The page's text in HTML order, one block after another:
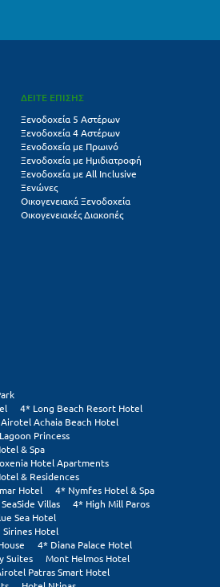
ΔΕΙΤΕ ΕΠΙΣΗΣ
Ξενοδοχεία 5 Αστέρων
Ξενοδοχεία 4 Αστέρων
Ξενοδοχεία με Πρωινό
Ξενοδοχεία με Ημιδιατροφή
Ξενοδοχεία με All Inclusive
Ξενώνες
Οικογενειακά Ξενοδοχεία
Οικογενειακές Διακοπές
4* Long Beach Resort Hotel
Achaia Beach Hotel
Princess
& Spa
Hotel Apartments
& Residences
Hotel
4* Nymfes Hotel & Spa
Villas
4* High Mill Paros
Sea Hotel
Sirines Hotel
4* Diana Palace Hotel
Suites
Mont Helmos Hotel
Patras Smart Hotel